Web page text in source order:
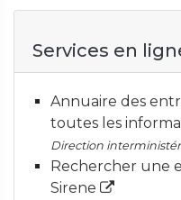
Services en
Annuaire des
toutes les
Direction
Rechercher une
Sirene